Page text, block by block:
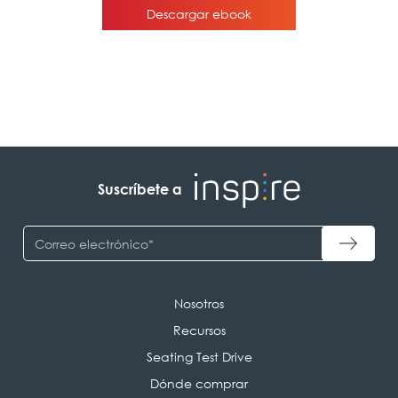
Suscríbete a
Nosotros
Recursos
Seating Test Drive
Dónde comprar